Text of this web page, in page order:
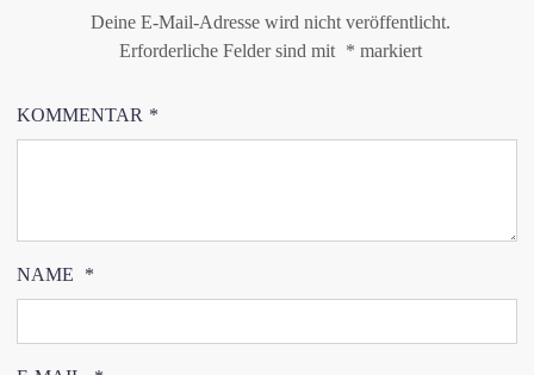
Deine E-Mail-Adresse wird nicht veröffentlicht.
Erforderliche Felder sind mit * markiert
KOMMENTAR *
NAME *